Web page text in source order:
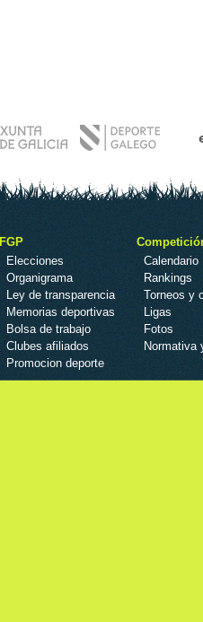
FGP
Elecciones
Organigrama
Ley de transparencia
Memorias deportivas
Bolsa de trabajo
Clubes afiliados
Promocion deporte
Calendario
Rankings
Torneos y
Ligas
Fotos
Normativa